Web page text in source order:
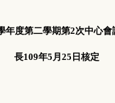
年度第二學期第2次中心會
長109年5月 25 日核定